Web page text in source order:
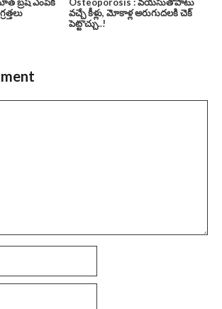
వచ్చే కీళ్లు, మోకాళ్ల అరుగుదలకి చెక్
పెట్టొచ్చు..!